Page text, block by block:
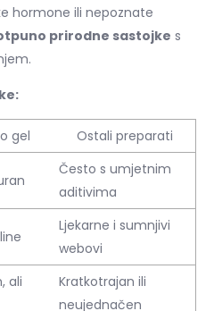
hormone ili nepoznate
prirodne sastojke s
gel Ostali preparati
Često s umjetnim
aditivima
Ljekarne i sumnjivi
webovi
ali
Kratkotrajan ili
neujednačen